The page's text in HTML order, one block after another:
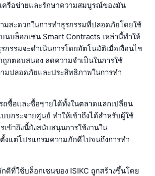
ครือข่ายและรักษาความสมบูรณ์ของมัน
มสะดวกในการทำธุรกรรมที่ปลอดภัยโดยใช้
นบล็อกเชน Smart Contracts เหล่านี้ทำให้
กรรมจะดำเนินการโดยอัตโนมัติเมื่อเงื่อนไข
กตอบสนอง ลดความจำเป็นในการใช้
มปลอดภัยและประสิทธิภาพในการทำ
ถซื้อและซื้อขายได้ทั้งในตลาดแลกเปลี่ยน
กระจายศูนย์ ทำให้เข้าถึงได้สำหรับผู้ใช้
เข้าถึงนี้ยังสนับสนุนการใช้งานใน
งแต่โปรแกรมความภักดีไปจนถึงการทำ
ที่ใช้บล็อกเชนของ ISIKC ถูกสร้างขึ้นโดย